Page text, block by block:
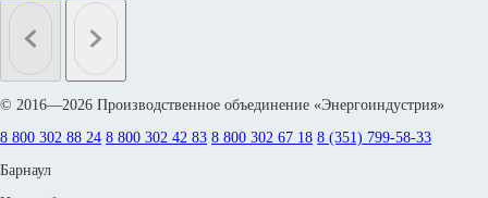
© 2016—2026 Производственное объединение «Энергоиндустрия»
8 800 302 88 24 8 800 302 42 83 8 800 302 67 18 8 (351) 799-58-33
Барнаул